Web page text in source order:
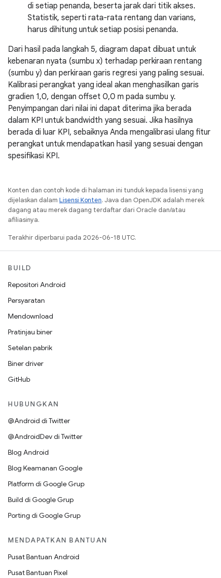
di setiap penanda, beserta jarak dari titik akses.
Statistik, seperti rata-rata rentang dan varians,
harus dihitung untuk setiap posisi penanda.
Dari hasil pada langkah 5, diagram dapat dibuat untuk
kebenaran nyata (sumbu x) terhadap perkiraan rentang
(sumbu y) dan perkiraan garis regresi yang paling sesuai.
Kalibrasi perangkat yang ideal akan menghasilkan garis
gradien 1,0, dengan offset 0,0 m pada sumbu y.
Penyimpangan dari nilai ini dapat diterima jika berada
dalam KPI untuk bandwidth yang sesuai. Jika hasilnya
berada di luar KPI, sebaiknya Anda mengalibrasi ulang fitur
perangkat untuk mendapatkan hasil yang sesuai dengan
spesifikasi KPI.
Konten dan contoh kode di halaman ini tunduk kepada lisensi yang
dijelaskan dalam Lisensi Konten. Java dan OpenJDK adalah merek
dagang atau merek dagang terdaftar dari Oracle dan/atau
afiliasinya.
Terakhir diperbarui pada 2026-06-18 UTC.
BUILD
Repositori Android
Persyaratan
Mendownload
Pratinjau biner
Setelan pabrik
Biner driver
GitHub
HUBUNGKAN
@Android di Twitter
@AndroidDev di Twitter
Blog Android
Blog Keamanan Google
Platform di Google Grup
Build di Google Grup
Porting di Google Grup
MENDAPATKAN BANTUAN
Pusat Bantuan Android
Pusat Bantuan Pixel